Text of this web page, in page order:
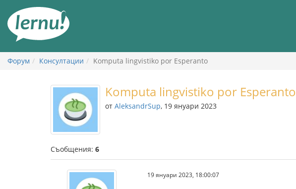
съдържанието
Форум Консултации Komputa lingvistiko por Esperanto
Komputa lingvistiko por Esperanto
от AleksandrSup, 19 януари 2023
Съобщения: 6
19 януари 2023, 18:00:07